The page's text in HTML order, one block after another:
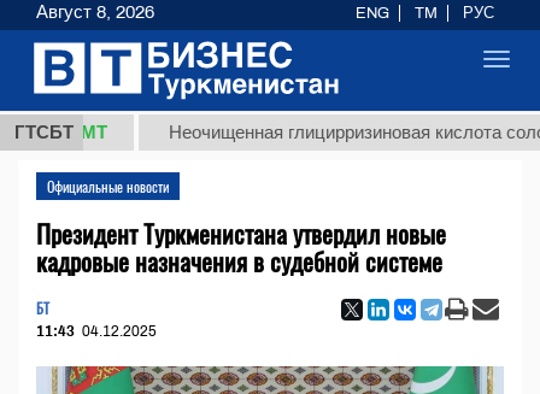
ГТСБТ
ТМТ Неочищенная глицирризиновая кислота
Официальные новости
Президент Туркменистана утвердил новые
кадровые назначения в судебной системе
БТ
11:43 04.12.2025
Август 8, 2026 ENG TM РУС